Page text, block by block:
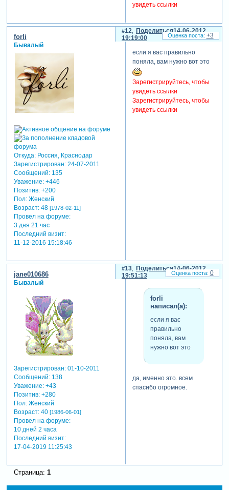
увидеть ссылки
Поделиться
12
14-06-2012
19:19:00
forli
Бывалый
Откуда:Россия, Краснодар
Зарегистрирован: 24-07-2011
Сообщений:135
Уважение: +446
Позитив: +200
Пол:Женский
Возраст:48 [1978-02-11]
Провел на форуме:
3 дня 21 час
Последний визит:
11-12-2016 15:18:46
если я вас правильно
поняла, вам нужно вот это
Зарегистрируйтесь, чтобы
увидеть ссылки
Зарегистрируйтесь, чтобы
увидеть ссылки
+3
Поделиться
13
14-06-2012
19:51:13
jane010686
Бывалый
Зарегистрирован: 01-10-2011
Сообщений:138
Уважение: +43
Позитив: +280
Пол:Женский
Возраст:40 [1986-06-01]
Провел на форуме:
10 дней 2 часа
Последний визит:
17-04-2019 11:25:43
forli
написал(а):
если я вас
правильно
поняла, вам
нужно вот это
да, именно это. всем
спасибо огромное.
0
Страница: 1